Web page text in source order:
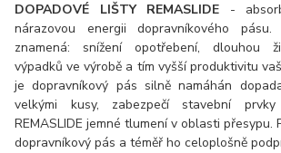
DOPADOVÉ LIŠTY REMASLIDE -
nárazovou energii dopravníkového
znamená: snížení opotřebení, dlouhou
výpadků ve výrobě a tím vyšší produktivitu
je dopravníkový pás silně namáhán
velkými kusy, zabezpečí stavební
REMASLIDE jemné tlumení v oblasti přesypu.
dopravníkový pás a téměř ho celoplošně